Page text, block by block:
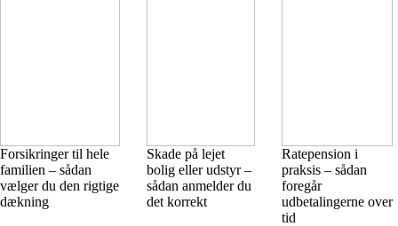
Forsikringer til hele
familien – sådan
vælger du den rigtige
dækning
Skade på lejet
bolig eller udstyr –
sådan anmelder du
det korrekt
Ratepension i
praksis – sådan
foregår
udbetalingerne over
tid